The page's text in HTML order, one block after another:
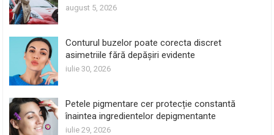
august 5, 2026
Conturul buzelor poate corecta discret
asimetriile fără depășiri evidente
iulie 30, 2026
Petele pigmentare cer protecție constantă
înaintea ingredientelor depigmentante
iulie 29, 2026